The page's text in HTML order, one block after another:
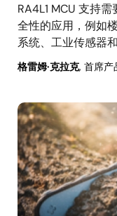
RA4L1 MCU 支持
全性的应用，例如
系统、工业传感器
格雷姆·克拉克, 首席产